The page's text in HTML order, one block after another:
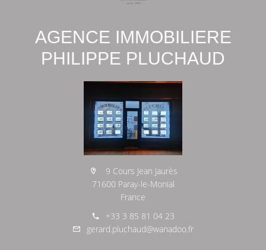
AGENCE IMMOBILIERE
PHILIPPE PLUCHAUD
9 Cours Jean Jaurès
71600 Paray-le-Monial
France
+33 3 85 81 04 23
gerard.pluchaud@wanadoo.fr